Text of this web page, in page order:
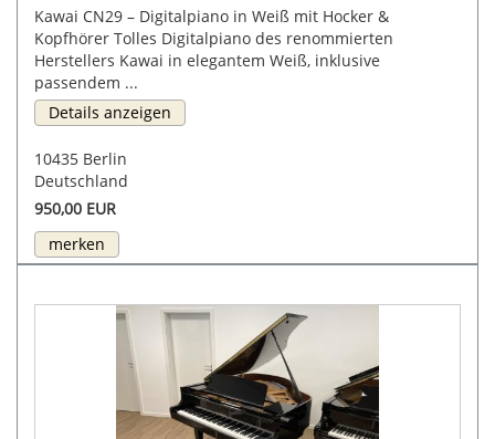
Kawai CN29 – Digitalpiano in Weiß mit Hocker &
Kopfhörer Tolles Digitalpiano des renommierten
Herstellers Kawai in elegantem Weiß, inklusive
passendem ...
Details anzeigen
10435 Berlin
Deutschland
950,00 EUR
merken